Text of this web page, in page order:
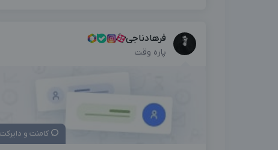
فرهادناجی
پاره وقت
کامنت و دایرکت